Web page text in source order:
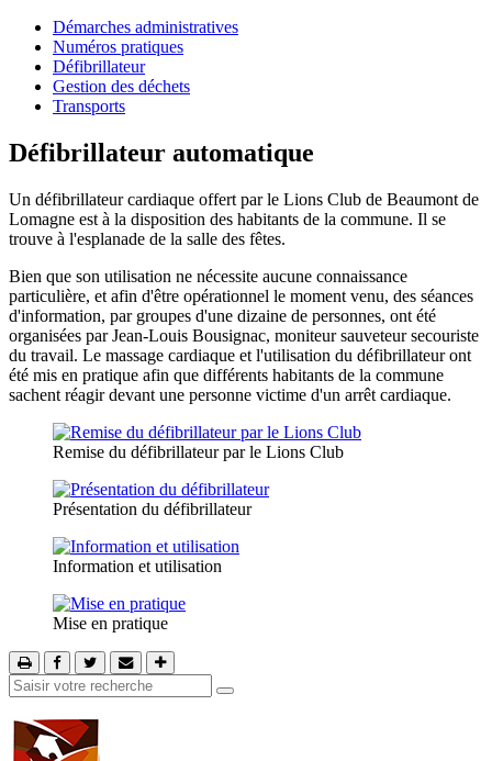
Démarches administratives
Numéros pratiques
Défibrillateur
Gestion des déchets
Transports
Défibrillateur automatique
Un défibrillateur cardiaque offert par le Lions Club de Beaumont de
Lomagne est à la disposition des habitants de la commune. Il se
trouve à l'esplanade de la salle des fêtes.
Bien que son utilisation ne nécessite aucune connaissance
particulière, et afin d'être opérationnel le moment venu, des séances
d'information, par groupes d'une dizaine de personnes, ont été
organisées par Jean-Louis Bousignac, moniteur sauveteur secouriste
du travail. Le massage cardiaque et l'utilisation du défibrillateur ont
été mis en pratique afin que différents habitants de la commune
sachent réagir devant une personne victime d'un arrêt cardiaque.
Remise du défibrillateur par le Lions Club
Présentation du défibrillateur
Information et utilisation
Mise en pratique